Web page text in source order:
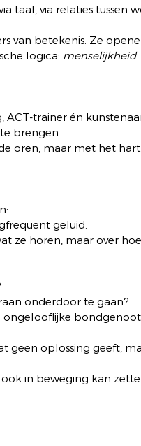
taal, via relaties tussen
van betekenis. Ze
logica: menselijkheid.
trainer én
brengen.
oren, maar met het hart.
geluid.
ze horen, maar over
onderdoor te gaan?
bondgenoot
geen oplossing geeft,
in beweging kan